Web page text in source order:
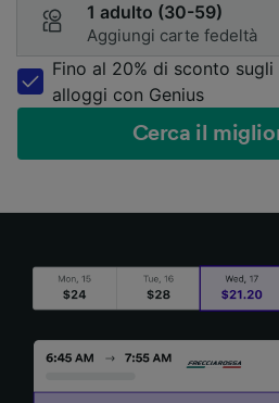
1 adulto (30-59)
Aggiungi carte fedeltà
Fino al 20% di sconto sugli
alloggi con Genius
Cerca il